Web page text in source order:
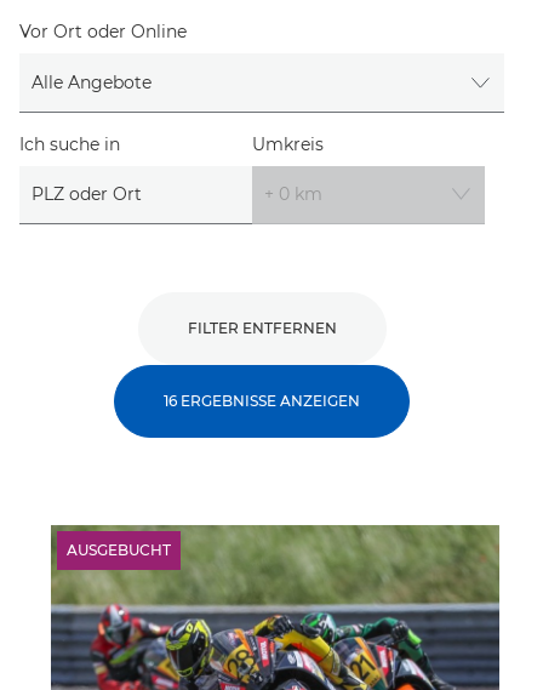
Vor Ort oder Online
Ich suche in Umkreis
FILTER ENTFERNEN
16 ERGEBNISSE ANZEIGEN
AUSGEBUCHT